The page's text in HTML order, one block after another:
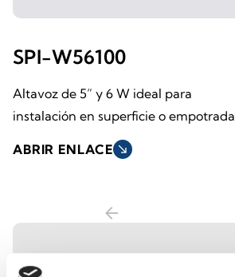
SPI-W56100
Altavoz de 5” y 6 W ideal para
instalación en superficie o empotrada
ABRIR ENLACE south_east
arrow_back